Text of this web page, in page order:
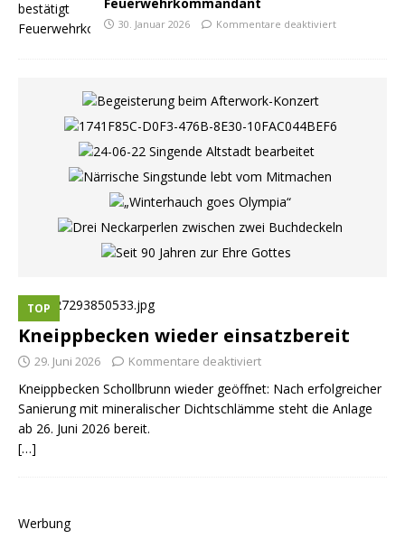
30. Januar 2026 Kommentare deaktiviert
TOP
Kneippbecken wieder einsatzbereit
29. Juni 2026 Kommentare deaktiviert
Kneippbecken Schollbrunn wieder geöffnet: Nach erfolgreicher
Sanierung mit mineralischer Dichtschlämme steht die Anlage
ab 26. Juni 2026 bereit.
[…]
Werbung